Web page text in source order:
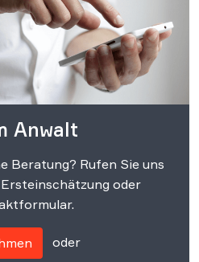
Anwalt
Beratung? Rufen Sie uns
oder
oder